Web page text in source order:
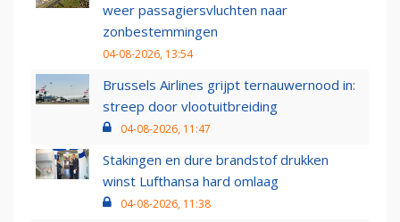
weer passagiersvluchten naar
zonbestemmingen
04-08-2026, 13:54
Brussels Airlines grijpt ternauwernood in:
streep door vlootuitbreiding
04-08-2026, 11:47
Stakingen en dure brandstof drukken
winst Lufthansa hard omlaag
04-08-2026, 11:38